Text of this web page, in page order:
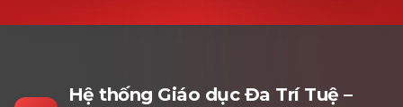
Hệ thống Giáo dục Đa Trí Tuệ –